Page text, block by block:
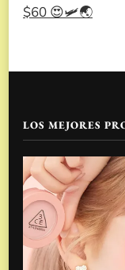
$60 😍🛩️🌏
LOS MEJORES